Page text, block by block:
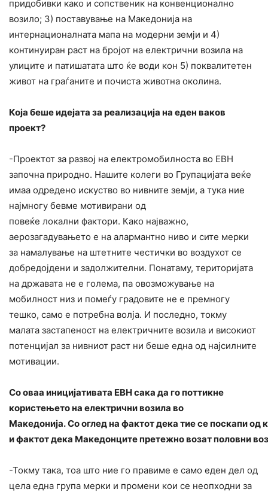
придобивки како и сопственик на конвенционално
возило; 3) поставување на Македонија на
интернационалната мапа на модерни земји и 4)
континуиран раст на бројот на електрични возила на
улиците и патишатата што ќе води кон 5) поквалитетен
живот на граѓаните и почиста животна околина.
Која беше идејата за реализација на еден ваков
проект?
-Проектот за развој на електромобилноста во ЕВН
започна природно. Нашите колеги во Групацијата веќе
имаа одредено искуство во нивните земји, а тука ние
најмногу бевме мотивирани од
повеќе локални фактори. Како најважно,
аерозагадувањето е на алармантно ниво и сите мерки
за намалување на штетните честички во воздухот се
добредојдени и задолжителни. Понатаму, територијата
на државата не е голема, па овозможување на
мобилност низ и помеѓу градовите не е премногу
тешко, само е потребна волја. И последно, токму
малата застапеност на електричните возила и високиот
потенцијал за нивниот раст ни беше една од најсилните
мотивации.
Со оваа иницијативата ЕВН сака да го поттикне
користењето на електрични возила во
Македонија. Со оглед на фактот дека тие се поскапи од
и фактот дека Македонците претежно возат половни
-Токму така, тоа што ние го правиме е само еден дел од
цела една група мерки и промени кои се неопходни за